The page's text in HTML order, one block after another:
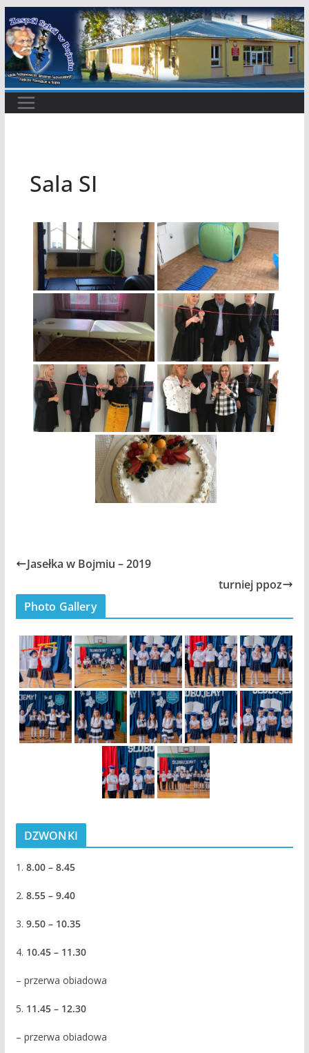
Przejdź
do
treści
Sala SI
Jasełka w Bojmiu – 2019
turniej ppoz
Photo Gallery
DZWONKI
1. 8.00 – 8.45
2. 8.55 – 9.40
3. 9.50 – 10.35
4. 10.45 – 11.30
– przerwa obiadowa
5. 11.45 – 12.30
– przerwa obiadowa